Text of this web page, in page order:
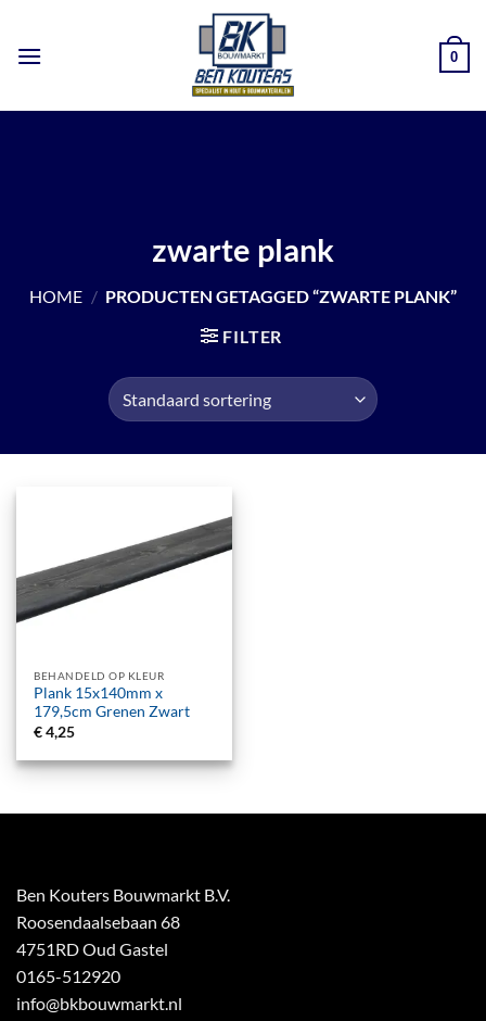
inhoud
0
zwarte plank
HOME / PRODUCTEN GETAGGED “ZWARTE PLANK”
FILTER
BEHANDELD OP KLEUR
Plank 15x140mm x
179,5cm Grenen Zwart
€4,25
Ben Kouters Bouwmarkt B.V.
Roosendaalsebaan 68
4751RD Oud Gastel
0165-512920
info@bkbouwmarkt.nl